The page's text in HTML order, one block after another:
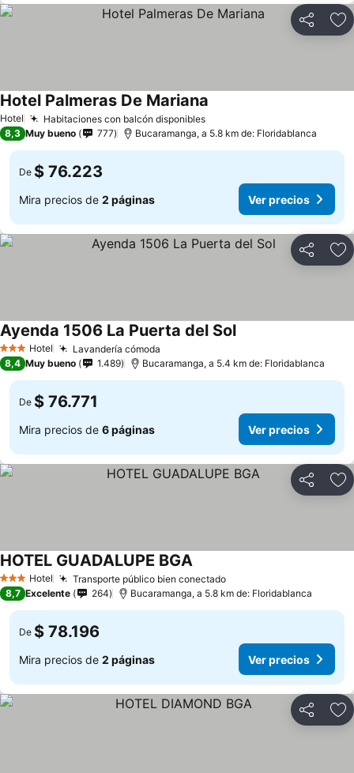
Compartir
Hotel Habitaciones con balcón disponibles
Hotel Palmeras De Mariana
8,3 Muy bueno 777 Bucaramanga, a 5.8 km de: Floridablanca
De $ 76.223
Mira precios de 2 páginas Ver precios
Compartir
3 Estrellas
Hotel Lavandería cómoda
Ayenda 1506 La Puerta del Sol
8,4 Muy bueno 1.489 Bucaramanga, a 5.4 km de: Floridablanca
De $ 76.771
Mira precios de 6 páginas Ver precios
Compartir
3 Estrellas
Hotel Transporte público bien conectado
HOTEL GUADALUPE BGA
8,7 Excelente 264 Bucaramanga, a 5.8 km de: Floridablanca
De $ 78.196
Mira precios de 2 páginas Ver precios
Compartir